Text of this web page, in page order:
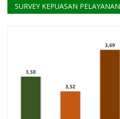
SURVEY KEPUASAN PELAYANAN